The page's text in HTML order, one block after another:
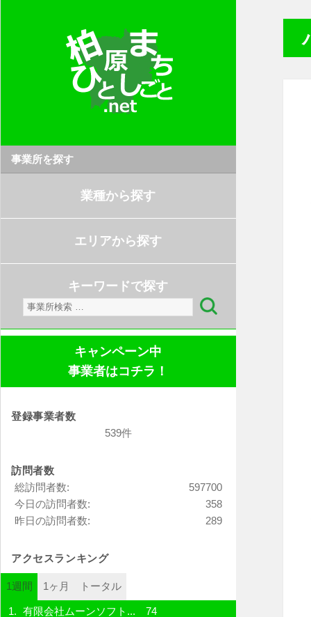
事業所を探す
業種から探す
エリアから探す
キーワードで探す
検
索:
キャンペーン中
事業者はコチラ！
登録事業者数
539件
訪問者数
597700
総訪問者数:
358
今日の訪問者数:
289
昨日の訪問者数:
アクセスランキング
1週間 1ヶ月 トータル
有限会社ムーンソフト... 74